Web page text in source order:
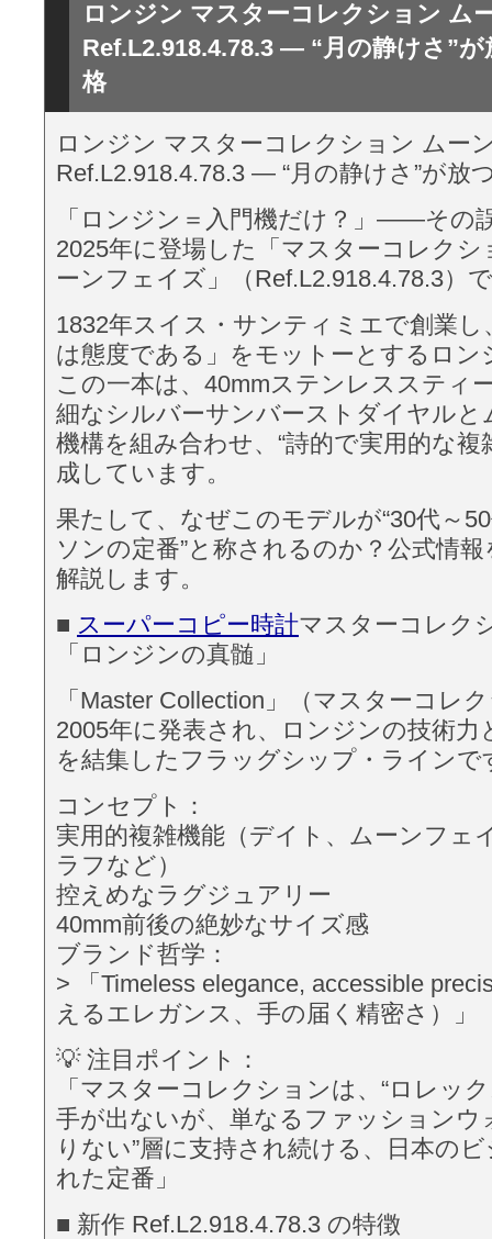
ロンジン マスターコレクション ム
Ref.L2.918.4.78.3 — “月の静けさ”が
格
ロンジン マスターコレクション ムー
Ref.L2.918.4.78.3 — “月の静けさ”が放
「ロンジン＝入門機だけ？」——その
2025年に登場した「マスターコレク
ーンフェイズ」（Ref.L2.918.4.78.3）
1832年スイス・サンティミエで創業
は態度である」をモットーとするロン
この一本は、40mmステンレススティ
細なシルバーサンバーストダイヤルと
機構を組み合わせ、“詩的で実用的な複
成しています。
果たして、なぜこのモデルが“30代～
ソンの定番”と称されるのか？公式情
解説します。
■ スーパーコピー時計マスターコレ
「ロンジンの真髄」
「Master Collection」（マスターコレ
2005年に発表され、ロンジンの技術力
を結集したフラッグシップ・ラインで
コンセプト：
実用的複雑機能（デイト、ムーンフェ
ラフなど）
控えめなラグジュアリー
40mm前後の絶妙なサイズ感
ブランド哲学：
> 「Timeless elegance, accessible
えるエレガンス、手の届く精密さ）」
💡 注目ポイント：
「マスターコレクションは、“ロレッ
手が出ないが、単なるファッションウ
りない”層に支持され続ける、日本の
れた定番」
■ 新作 Ref.L2.918.4.78.3 の特徴